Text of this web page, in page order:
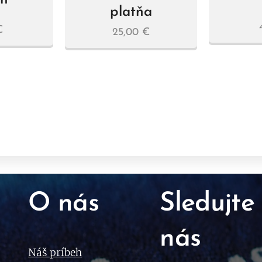
platňa
25,00 €
O nás
Náš príbeh
Sledujte
nás